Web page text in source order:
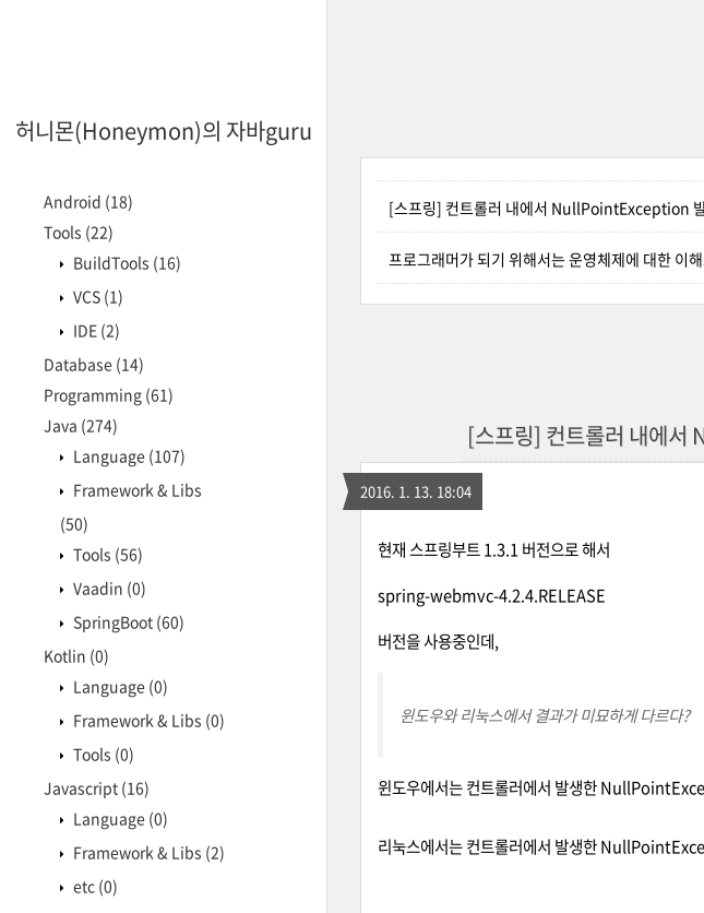
허니몬(Honeymon)의 자바guru
Android (18)
Tools (22)
BuildTools (16)
VCS (1)
IDE (2)
Database (14)
Programming (61)
Java (274)
Language (107)
Framework & Libs
(50)
Tools (56)
Vaadin (0)
SpringBoot (60)
Kotlin (0)
Language (0)
Framework & Libs (0)
Tools (0)
Javascript (16)
Language (0)
Framework & Libs (2)
etc (0)
[스프링] 컨트롤러 내에서 NullPointException
프로그래머가 되기 위해서는 운영체제에 대한 이
[스프링] 컨트롤러 내에
2016. 1. 13. 18:04
현재 스프링부트 1.3.1 버전으로 해서
spring-webmvc-4.2.4.RELEASE
버전을 사용중인데,
윈도우와 리눅스에서 결과가 미묘하게 다르다?
윈도우에서는 컨트롤러에서 발생한
리눅스에서는 컨트롤러에서 발생한